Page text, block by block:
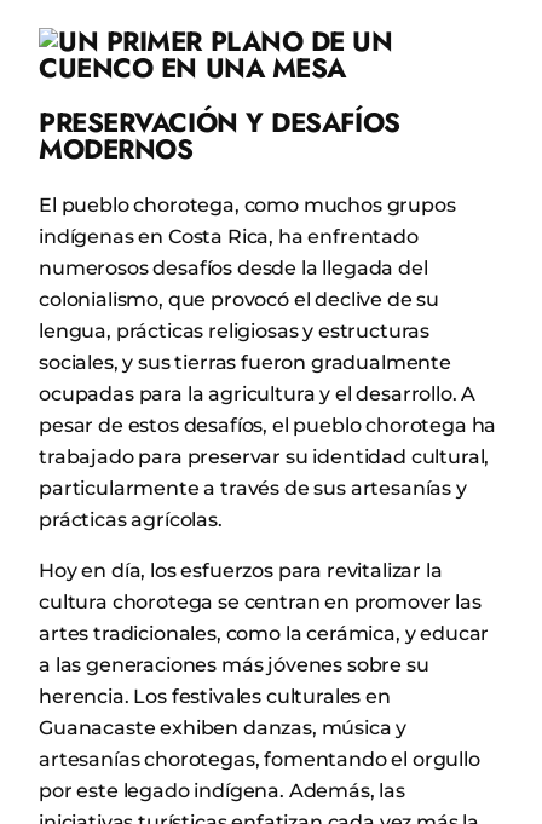
PRESERVACIÓN Y DESAFÍOS
MODERNOS
El pueblo chorotega, como muchos grupos
indígenas en Costa Rica, ha enfrentado
numerosos desafíos desde la llegada del
colonialismo, que provocó el declive de su
lengua, prácticas religiosas y estructuras
sociales, y sus tierras fueron gradualmente
ocupadas para la agricultura y el desarrollo. A
pesar de estos desafíos, el pueblo chorotega ha
trabajado para preservar su identidad cultural,
particularmente a través de sus artesanías y
prácticas agrícolas.
Hoy en día, los esfuerzos para revitalizar la
cultura chorotega se centran en promover las
artes tradicionales, como la cerámica, y educar
a las generaciones más jóvenes sobre su
herencia. Los festivales culturales en
Guanacaste exhiben danzas, música y
artesanías chorotegas, fomentando el orgullo
por este legado indígena. Además, las